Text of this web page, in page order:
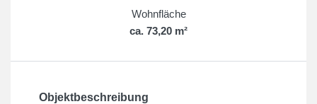
Wohnfläche
ca. 73,20 m²
Objektbeschreibung